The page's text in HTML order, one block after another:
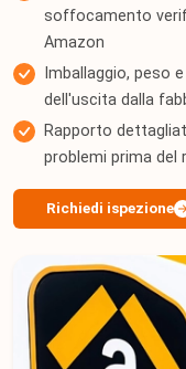
soffocamento
Amazon
Imballaggio, peso
dell'uscita dalla
Rapporto
problemi prima del
Richiedi ispezione